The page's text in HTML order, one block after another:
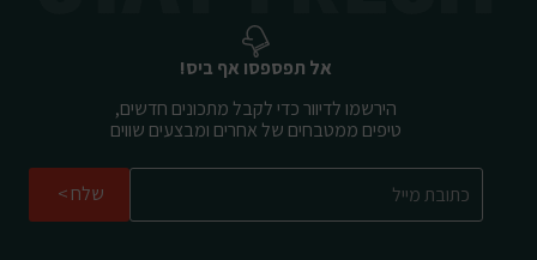
אל תפספסו אף ביס!
הירשמו לדיוור כדי לקבל מתכונים חדשים,
טיפים ממטבחים של אחרים ומבצעים שווים
שלח